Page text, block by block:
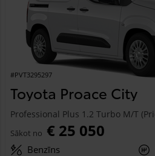
#PVT3295297
Toyota Proace City
Professional Plus 1.2 Turbo M/T
Sākot no € 25 050
Benzīns